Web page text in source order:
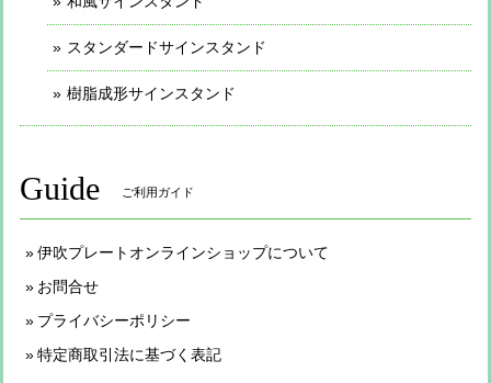
スタンダードサインスタンド
樹脂成形サインスタンド
Guide ご利用ガイド
伊吹プレートオンラインショップについて
お問合せ
プライバシーポリシー
特定商取引法に基づく表記